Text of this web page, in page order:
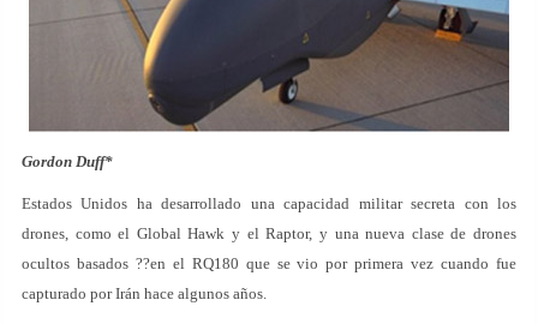
Gordon Duff*
Estados Unidos ha desarrollado una capacidad militar secreta con los
drones, como el Global Hawk y el Raptor, y una nueva clase de drones
ocultos basados ??en el RQ180 que se vio por primera vez cuando fue
capturado por Irán hace algunos años.